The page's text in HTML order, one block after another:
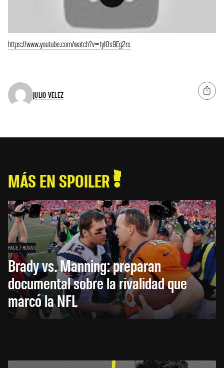
https://www.youtube.com/watch?v=tyI0s9Eg2rs
JULIO VÉLEZ
MÁS EN SPOILER
HACE 7 HORAS
Brady vs. Manning: preparan
documental sobre la rivalidad que
marcó la NFL